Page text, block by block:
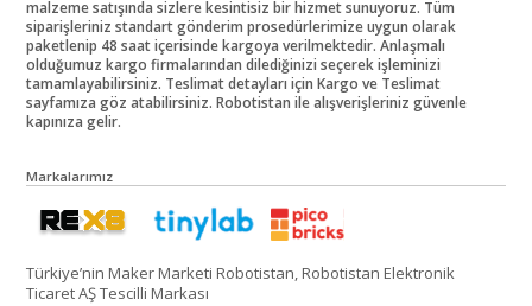
malzeme satışında sizlere kesintisiz bir hizmet sunuyoruz. Tüm
siparişleriniz standart gönderim prosedürlerimize uygun olarak
paketlenip 48 saat içerisinde kargoya verilmektedir. Anlaşmalı
olduğumuz kargo firmalarından dilediğinizi seçerek işleminizi
tamamlayabilirsiniz. Teslimat detayları için Kargo ve Teslimat
sayfamıza göz atabilirsiniz. Robotistan ile alışverişleriniz güvenle
kapınıza gelir.
Markalarımız
Türkiye’nin Maker Marketi Robotistan, Robotistan Elektronik
Ticaret AŞ Tescilli Markası